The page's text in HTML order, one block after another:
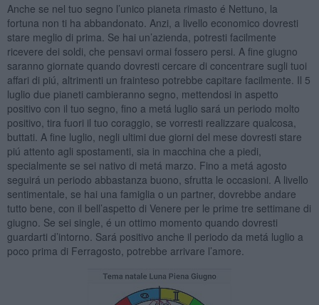
Anche se nel tuo segno l’unico pianeta rimasto é Nettuno, la
fortuna non ti ha abbandonato. Anzi, a livello economico dovresti
stare meglio di prima. Se hai un’azienda, potresti facilmente
ricevere dei soldi, che pensavi ormai fossero persi. A fine giugno
saranno giornate quando dovresti cercare di concentrare sugli tuoi
affari di piú, altrimenti un frainteso potrebbe capitare facilmente. Il 5
luglio due pianeti cambieranno segno, mettendosi in aspetto
positivo con il tuo segno, fino a metá luglio sará un periodo molto
positivo, tira fuori il tuo coraggio, se vorresti realizzare qualcosa,
buttati. A fine luglio, negli ultimi due giorni del mese dovresti stare
piú attento agli spostamenti, sia in macchina che a piedi,
specialmente se sei nativo di metá marzo. Fino a metá agosto
seguirá un periodo abbastanza buono, sfrutta le occasioni. A livello
sentimentale, se hai una famiglia o un partner, dovrebbe andare
tutto bene, con il bell’aspetto di Venere per le prime tre settimane di
giugno. Se sei single, é un ottimo momento quando dovresti
guardarti d’intorno. Sará positivo anche il periodo da metá luglio a
poco prima di Ferragosto, potrebbe arrivare l’amore.